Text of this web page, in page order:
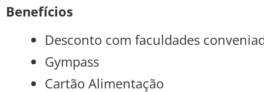
Benefícios
Desconto com faculdades
Gympass
Cartão Alimentação